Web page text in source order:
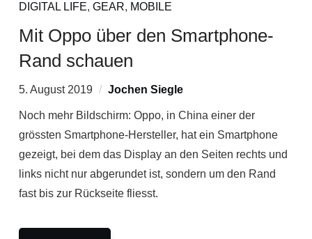
DIGITAL LIFE, GEAR, MOBILE
Mit Oppo über den Smartphone-
Rand schauen
5. August 2019 Jochen Siegle
Noch mehr Bildschirm: Oppo, in China einer der
grössten Smartphone-Hersteller, hat ein Smartphone
gezeigt, bei dem das Display an den Seiten rechts und
links nicht nur abgerundet ist, sondern um den Rand
fast bis zur Rückseite fliesst.